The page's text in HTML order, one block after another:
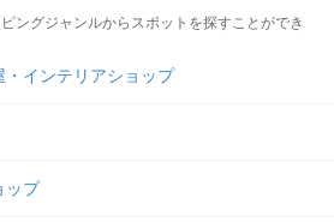
ングジャンルからスポットを探すことができ
インテリアショップ
ップ